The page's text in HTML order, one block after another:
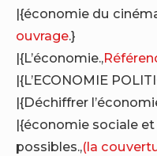
|{économie du
ouvrage.}
|{L’économie.,
|{L’ECONOMIE
|{Déchiffrer
|{économie sociale et
possibles.,(la